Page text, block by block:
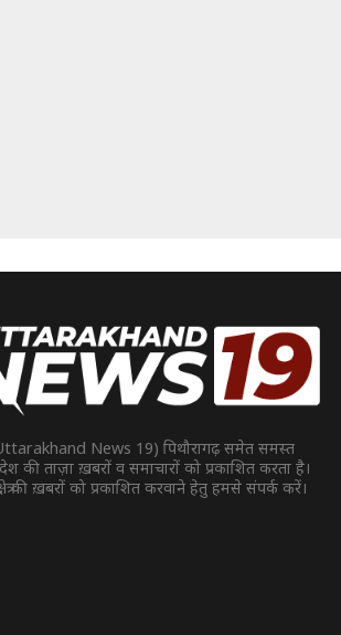
News 19) पिथौरागढ़ समेत समस्त
की ताज़ा ख़बरों व समाचारों को प्रकाशित करता है।
की ख़बरों को प्रकाशित करवाने हेतु हमसे संपर्क करें।